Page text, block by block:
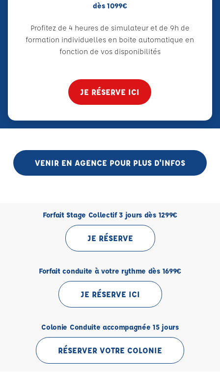
dès 1099€
Profitez de 4 heures de simulateur et de 9h de
formation individuelles en boite automatique en
fonction de vos disponibilités
JE RÉSERVE ICI
VENIR EN AGENCE POUR PLUS D'INFOS
Forfait Stage Collectif 3 jours dès 1299€
JE RÉSERVE
Forfait conduite à votre rythme dès 1699€
JE RÉSERVE ICI
Colonie Conduite accompagnée 15 jours
RÉSERVER VOTRE COLONIE